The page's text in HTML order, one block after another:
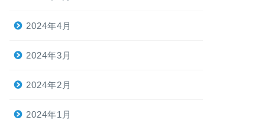
2024年4月
2024年3月
2024年2月
2024年1月